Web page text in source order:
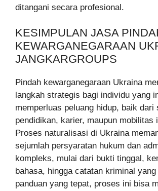
ditangani secara profesional.
KESIMPULAN JASA
KEWARGANEGARAAN
JANGKARGROUPS
Pindah kewarganegaraan Ukraina
langkah strategis bagi individu yang
memperluas peluang hidup, baik dari
pendidikan, karier, maupun mobilitas
Proses naturalisasi di Ukraina
sejumlah persyaratan hukum dan
kompleks, mulai dari bukti tinggal,
bahasa, hingga catatan kriminal
panduan yang tepat, proses ini bisa